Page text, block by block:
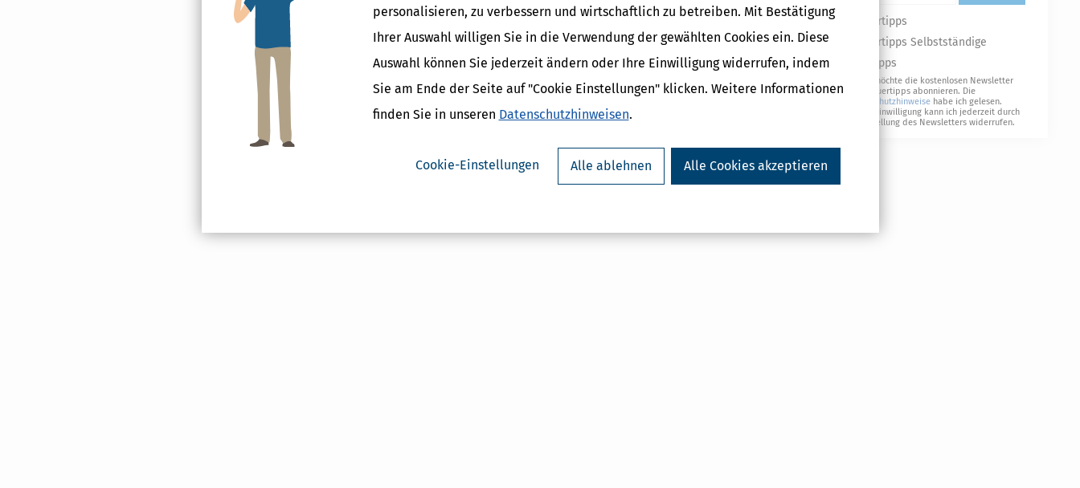
personalisieren, zu verbessern und wirtschaftlich zu betreiben. Mit Bestätigung
Ihrer Auswahl willigen Sie in die Verwendung der gewählten Cookies ein. Diese
Auswahl können Sie jederzeit ändern oder Ihre Einwilligung widerrufen, indem
Sie am Ende der Seite auf "Cookie Einstellungen" klicken. Weitere Informationen
finden Sie in unseren Datenschutzhinweisen.
Cookie-Einstellungen Alle ablehnen Alle Cookies akzeptieren
Steuertipps
Steuertipps Selbstständige
Geldtipps
Ja, ich möchte die kostenlosen Newsletter
von Steuertipps abonnieren. Die
Datenschutzhinweise habe ich gelesen.
Meine Einwilligung kann ich jederzeit durch
Abbestellung des Newsletters widerrufen.